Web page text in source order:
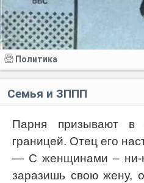
Политика
Семья и ЗППП
Парня призывают в
границей. Отец его
— С женщинами – ни-
заразишь свою жену,